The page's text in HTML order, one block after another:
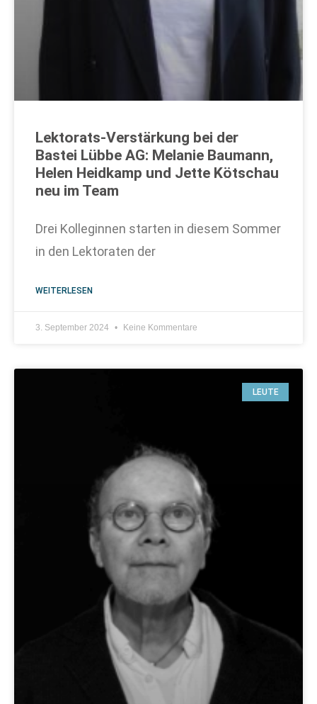
Lektorats-Verstärkung bei der
Bastei Lübbe AG: Melanie Baumann,
Helen Heidkamp und Jette Kötschau
neu im Team
Drei Kolleginnen starten in diesem Sommer
in den Lektoraten der
WEITERLESEN
3. September 2024 Keine Kommentare
LEUTE